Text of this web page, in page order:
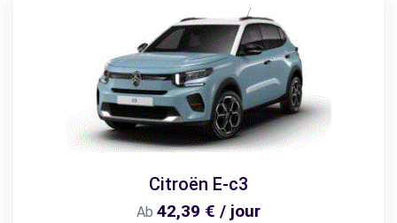
Citroën E-c3
Ab 42,39 € / jour